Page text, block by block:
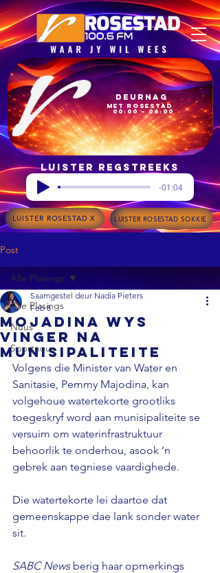
00:00 – 06:00
met Rosestad
Deurnag
Luister regstreeks
-01:04
LUISTER ROSESTAD X LUISTER ROSESTAD SOKKIE
Post
Alle Plasings
Nuus
Sportnuus
Alle Plasings
Mojadina wys
vinger na
munisipaliteite
Saamgestel deur Nadia Pieters
Feb 8
Volgens die Minister van Water en
Sanitasie, Pemmy Majodina, kan
volgehoue watertekorte grootliks
toegeskryf word aan munisipaliteite se
versuim om waterinfrastruktuur
behoorlik te onderhou, asook ’n
gebrek aan tegniese vaardighede.
Die watertekorte lei daartoe dat
gemeenskappe dae lank sonder water
sit.
SABC News berig haar opmerkings